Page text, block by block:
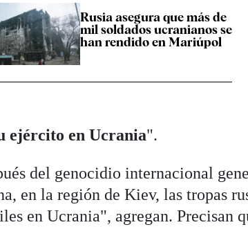
Rusia asegura que más de
mil soldados ucranianos se
han rendido en Mariúpol
ejército en Ucrania".
del genocidio internacional
en la región de Kiev, las tropas
en Ucrania", agregan. Precisan